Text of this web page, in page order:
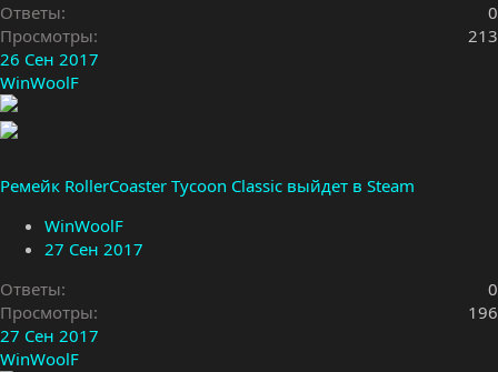
Ответы
0
Просмотры
213
26 Сен 2017
WinWoolF
Ремейк RollerCoaster Tycoon Classic выйдет в Steam
WinWoolF
27 Сен 2017
Ответы
0
Просмотры
196
27 Сен 2017
WinWoolF